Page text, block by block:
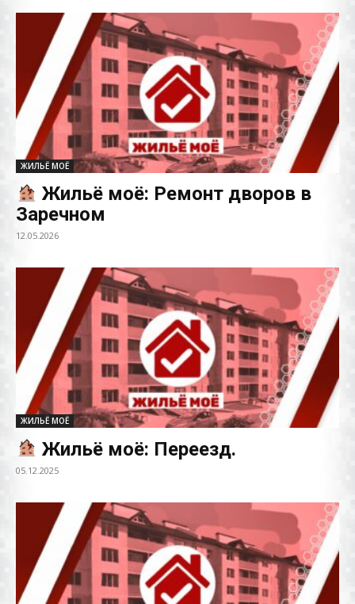
ЖИЛЬЁ МОЁ
Жильё моё: Ремонт дворов в
Заречном
12.05.2026
ЖИЛЬЁ МОЁ
Жильё моё: Переезд.
05.12.2025